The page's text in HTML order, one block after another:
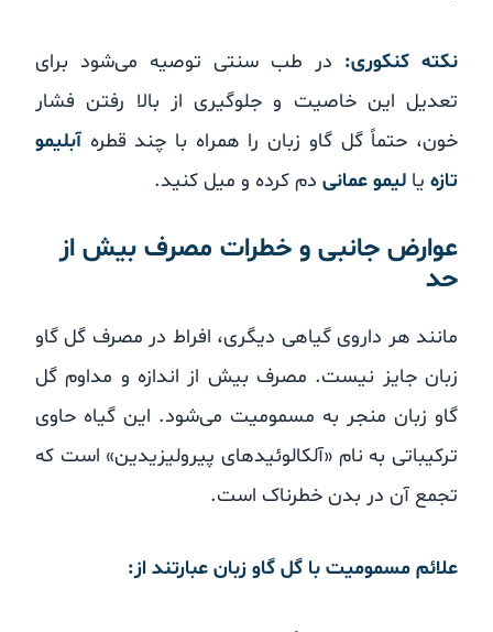
نکته کنکوری:در طب سنتی توصیه می‌شود برای
تعدیل این خاصیت و جلوگیری از بالا رفتن فشار
خون، حتماً گل گاو زبان را همراه با چند قطرهآبلیمو
تازهیا لیمو عمانیدم کرده و میل کنید.
عوارض جانبی و خطرات مصرف بیش از
حد
مانند هر داروی گیاهی دیگری، افراط در مصرف گل گاو
زبان جایز نیست. مصرف بیش از اندازه و مداوم گل
گاو زبان منجر به مسمومیت می‌شود. این گیاه حاوی
ترکیباتی به نام «آلکالوئیدهای پیرولیزیدین» است که
تجمع آن در بدن خطرناک است.
علائم مسمومیت با گل گاو زبان عبارتند از: